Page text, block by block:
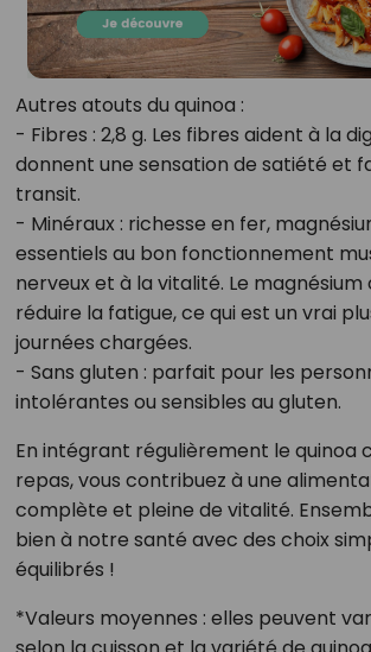
Autres atouts du quinoa :
- Fibres : 2,8 g. Les fibres aident à la
donnent une sensation de satiété et
transit.
- Minéraux : richesse en fer,
essentiels au bon fonctionnement
nerveux et à la vitalité. Le
réduire la fatigue, ce qui est un vrai
journées chargées.
- Sans gluten : parfait pour les
intolérantes ou sensibles au gluten.
En intégrant régulièrement le quinoa
repas, vous contribuez à une
complète et pleine de vitalité.
bien à notre santé avec des choix
équilibrés !
*Valeurs moyennes : elles peuvent